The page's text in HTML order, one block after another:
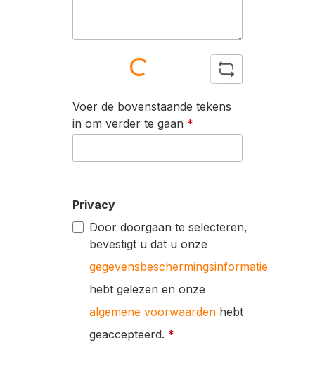
Loading...
Voer de bovenstaande tekens
in om verder te gaan *
Privacy
Door doorgaan te selecteren,
bevestigt u dat u onze
gegevensbeschermingsinformatie
hebt gelezen en onze
algemene voorwaardenhebt
geaccepteerd. *